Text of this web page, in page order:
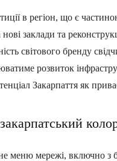
в регіон, що є
заклади та
світового бренду
розвиток
Закарпаття як
меню мережі, включно з